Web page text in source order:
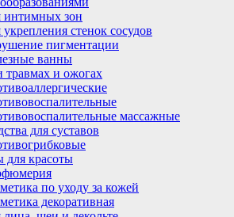
интимных зон
укрепления стенок сосудов
пигментации
ванны
травмах и ожогах
массажные
для суставов
для красоты
по уходу за кожей
декоративная